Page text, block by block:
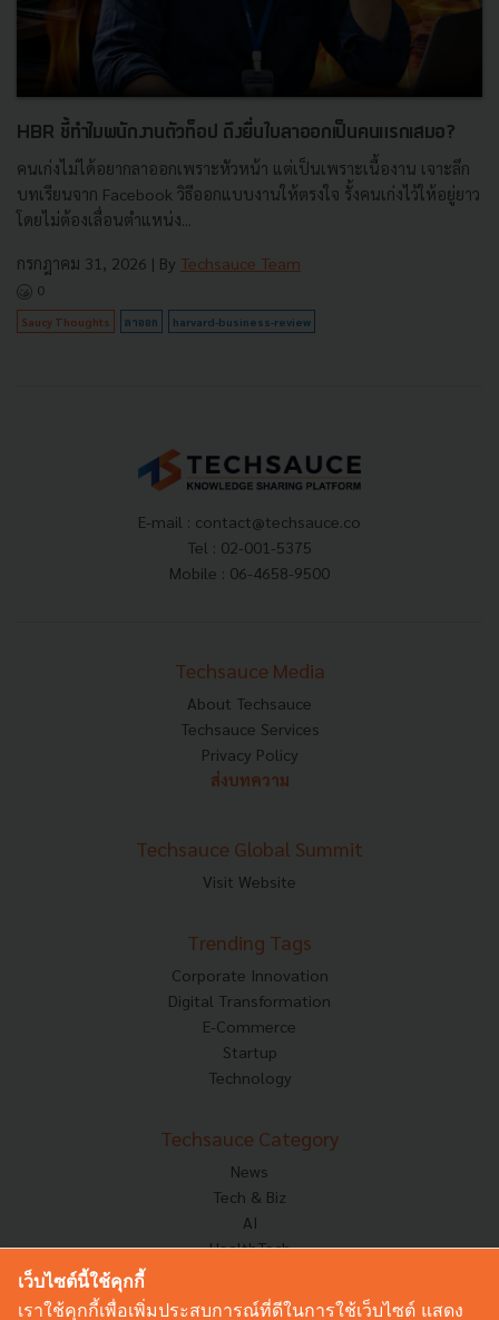
HBR ชี้ทำไมพนักงานตัวท็อป ถึงยื่นใบลาออกเป็นคนแรกเสมอ?
คนเก่งไม่ได้อยากลาออกเพราะหัวหน้า แต่เป็นเพราะเนื้องาน เจาะลึก
บทเรียนจาก Facebook วิธีออกแบบงานให้ตรงใจ รั้งคนเก่งไว้ให้อยู่ยาว
โดยไม่ต้องเลื่อนตำแหน่ง...
กรกฎาคม 31, 2026 | By Techsauce Team
0
Saucy Thoughts ลาออก harvard-business-review
E-mail : contact@techsauce.co
Tel : 02-001-5375
Mobile : 06-4658-9500
Techsauce Media
About Techsauce
Techsauce Services
Privacy Policy
ส่งบทความ
Techsauce Global Summit
Visit Website
Trending Tags
Corporate Innovation
Digital Transformation
E-Commerce
Startup
Technology
Techsauce Category
News
Tech & Biz
AI
HealthTech
Corp Innov
เว็บไซต์นี้ใช้คุกกี้
เราใช้คุกกี้เพื่อเพิ่มประสบการณ์ที่ดีในการใช้เว็บไซต์ แสดง